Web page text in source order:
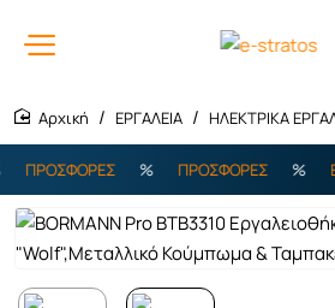
ΕΡΓΑΛΕΙΑ ΗΛΕΚΤΡΙΚΑ
ΠΡΟΣΦΟΡΕΣ ΠΡΟΣΦΟΡΕΣ